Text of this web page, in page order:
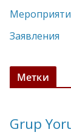
Заявления
Метки
Grup